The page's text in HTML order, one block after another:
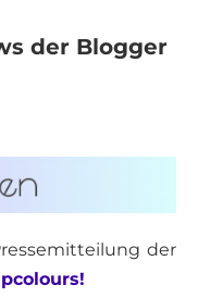
der Blogger
der